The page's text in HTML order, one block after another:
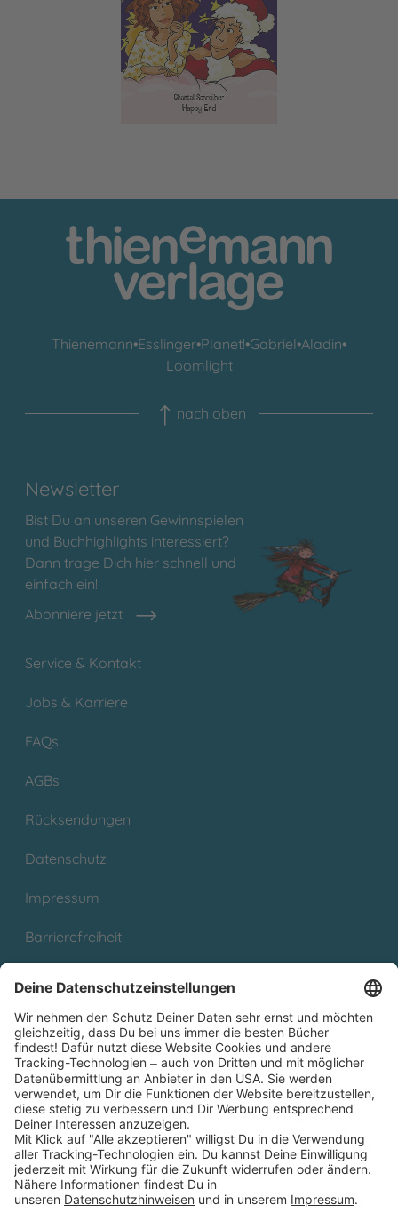
Freche Mädchen - frecher Advent
Thienemann•Esslinger•Planet!•Gabriel•Aladin•
Loomlight
nach oben
Newsletter
Bist Du an unseren Gewinnspielen
und Buchhighlights interessiert?
Dann trage Dich hier schnell und
einfach ein!
Abonniere jetzt
Service & Kontakt
Jobs & Karriere
FAQs
AGBs
Rücksendungen
Datenschutz
Impressum
Barrierefreiheit
Partnerprogramm (Affiliate)
Folge uns auf
* Versandkostenfrei ab 9,00 € Bestellwert innerhalb
Deutschlands
** Lieferzeit 1-3 Werktage innerhalb Deutschlands